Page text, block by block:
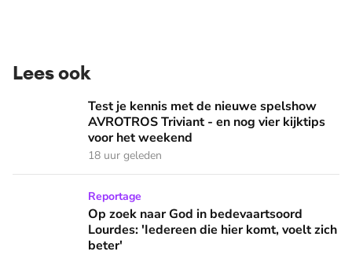
Lees ook
Test je kennis met de nieuwe spelshow AVROTROS
Test je kennis met de nieuwe spelshow
AVROTROS Triviant - en nog vier kijktips
voor het weekend
18 uur geleden
Op zoek naar God in bedevaartsoord Lourdes: 'Iedereen
Reportage
Op zoek naar God in bedevaartsoord
Lourdes: 'Iedereen die hier komt, voelt zich
beter'